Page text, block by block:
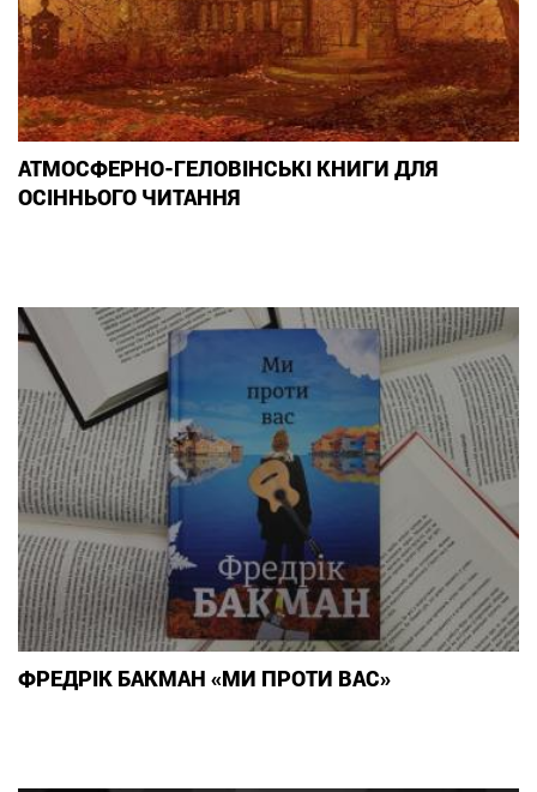
АТМОСФЕРНО-ГЕЛОВІНСЬКІ КНИГИ ДЛЯ
ОСІННЬОГО ЧИТАННЯ
ФРЕДРІК БАКМАН «МИ ПРОТИ ВАС»